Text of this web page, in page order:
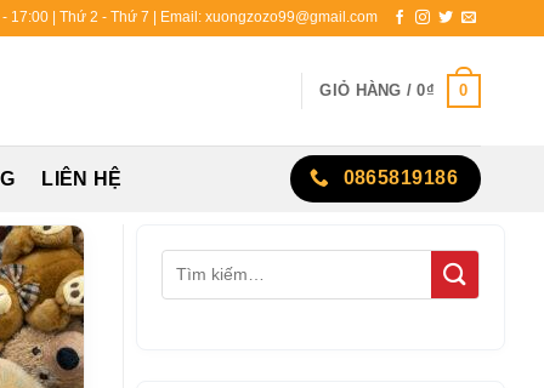
17:00 | Thứ 2 - Thứ 7 | Email: xuongzozo99@gmail.com
GIỎ HÀNG /0₫ 0
LIÊN HỆ 0865819186